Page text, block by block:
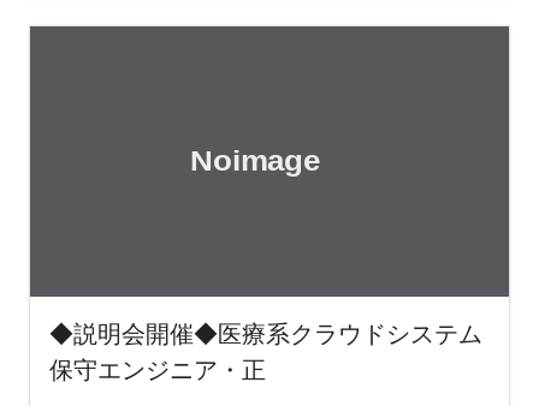
◆説明会開催◆医療系クラウドシステム
保守エンジニア・正